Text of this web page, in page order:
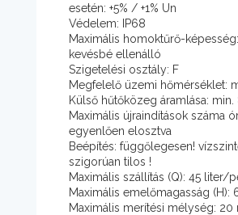
esetén: +5% / +1% Un
Védelem: IP68
Maximális homoktűrő-
kevésbé ellenálló
Szigetelési osztály: F
Megfelelő üzemi hőmérséklet:
Külső hűtőközeg áramlása:
Maximális újraindítások száma
egyenlően elosztva
Beépítés: függőlegesen!
szigorúan tilos !
Maximális szállítás (Q): 45 liter/
Maximális emelőmagasság (H):
Maximális merítési mélység: 20